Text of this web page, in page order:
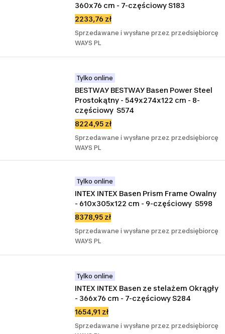
360x76 cm - 7-częściowy S183
2233,76 zł
Sprzedawane i wysłane przez przedsiębiorcę
WAYS PL
Tylko online
BESTWAY BESTWAY Basen Power Steel
Prostokątny - 549x274x122 cm - 8-
częściowy  S574
8224,95 zł
Sprzedawane i wysłane przez przedsiębiorcę
WAYS PL
Tylko online
INTEX INTEX Basen Prism Frame Owalny
- 610x305x122 cm - 9-częściowy  S598
8378,95 zł
Sprzedawane i wysłane przez przedsiębiorcę
WAYS PL
Tylko online
INTEX INTEX Basen ze stelażem Okrągły
- 366x76 cm - 7-częściowy S284
1654,91 zł
Sprzedawane i wysłane przez przedsiębiorcę